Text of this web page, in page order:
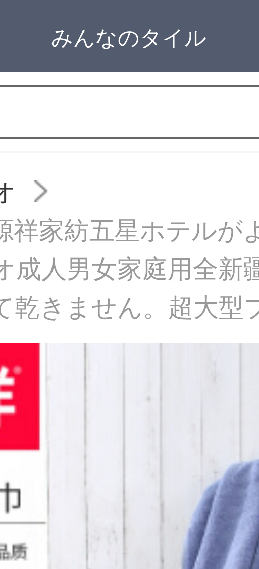
みんなのタイル
祥家紡五星ホテルが
成人男女家庭用全新
きません。超大型